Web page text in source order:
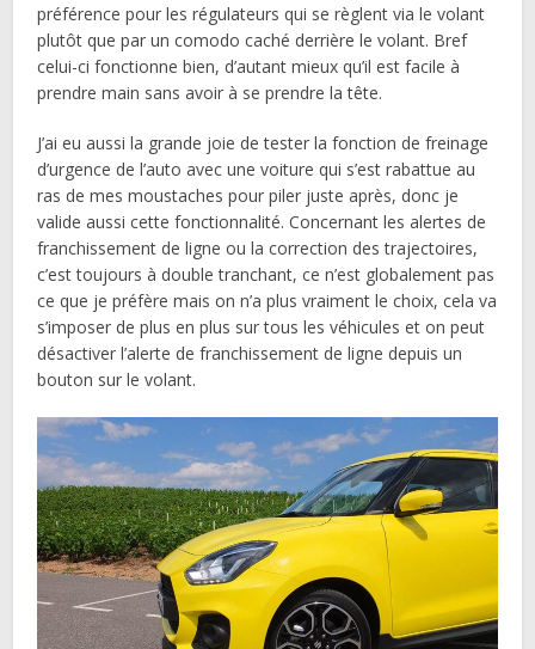
préférence pour les régulateurs qui se règlent via le volant
plutôt que par un comodo caché derrière le volant. Bref
celui-ci fonctionne bien, d’autant mieux qu’il est facile à
prendre main sans avoir à se prendre la tête.
J’ai eu aussi la grande joie de tester la fonction de freinage
d’urgence de l’auto avec une voiture qui s’est rabattue au
ras de mes moustaches pour piler juste après, donc je
valide aussi cette fonctionnalité. Concernant les alertes de
franchissement de ligne ou la correction des trajectoires,
c’est toujours à double tranchant, ce n’est globalement pas
ce que je préfère mais on n’a plus vraiment le choix, cela va
s’imposer de plus en plus sur tous les véhicules et on peut
désactiver l’alerte de franchissement de ligne depuis un
bouton sur le volant.